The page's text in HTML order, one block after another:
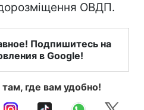
ОВДП.
Подпишитесь на
в Google!
где вам удобно!